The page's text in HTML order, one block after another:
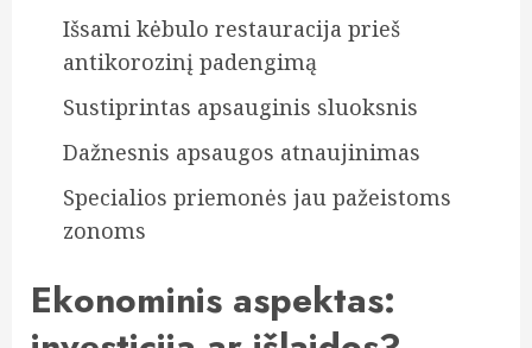
Išsami kėbulo restauracija prieš
antikorozinį padengimą
Sustiprintas apsauginis sluoksnis
Dažnesnis apsaugos atnaujinimas
Specialios priemonės jau pažeistoms
zonoms
Ekonominis aspektas: